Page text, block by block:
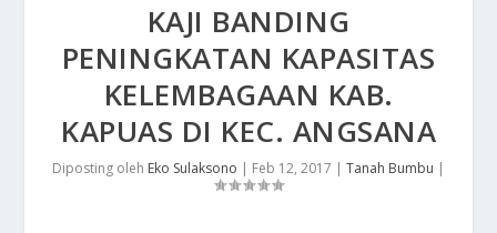
KAJI BANDING
PENINGKATAN KAPASITAS
KELEMBAGAAN KAB.
KAPUAS DI KEC. ANGSANA
Diposting oleh Eko Sulaksono | Feb 12, 2017 | Tanah Bumbu |